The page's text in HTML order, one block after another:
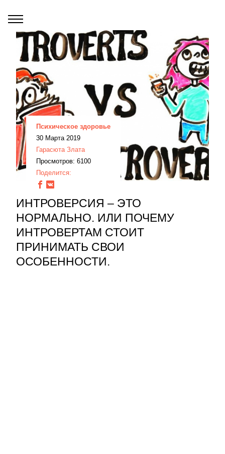
Психическое здоровье
30 Марта 2019
Гарасюта Злата
Просмотров: 6100
Поделится:
ИНТРОВЕРСИЯ – ЭТО
НОРМАЛЬНО. ИЛИ ПОЧЕМУ
ИНТРОВЕРТАМ СТОИТ
ПРИНИМАТЬ СВОИ
ОСОБЕННОСТИ.